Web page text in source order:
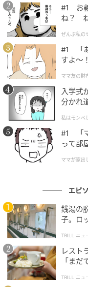
本記事は、ハウコレ
れた実体験をもとに
れないよう、一部設
（ハウコレ編集部）
の記事を
#1 お
ね？
ぜんぶ私の
#1 「
すよ〜
ママ友の財
入学式
分かれ
私はモンペ
#1 「
って部
ママが家出
エピ
銭湯の
子。ロ
中で拍
TRILL ニュ
レスト
「ま
せん」
TRILL ニュ